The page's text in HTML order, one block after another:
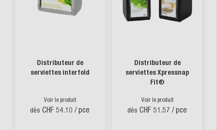
Distributeur de
serviettes interfold
Voir le produit
dès CHF 54.10 / pce
Distributeur de
serviettes Xpressnap
Fit®
Voir le produit
dès CHF 51.57 / pce